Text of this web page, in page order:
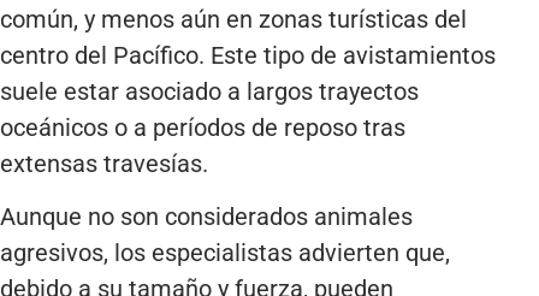
común, y menos aún en zonas turísticas del
centro del Pacífico. Este tipo de avistamientos
suele estar asociado a largos trayectos
oceánicos o a períodos de reposo tras
extensas travesías.
Aunque no son considerados animales
agresivos, los especialistas advierten que,
debido a su tamaño y fuerza, pueden